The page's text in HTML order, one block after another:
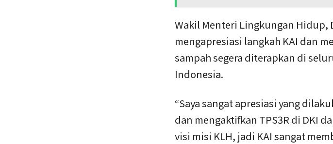
Wakil Menteri Lingkungan Hidup,
mengapresiasi langkah KAI dan
sampah segera diterapkan di
Indonesia.
“Saya sangat apresiasi yang
dan mengaktifkan TPS3R di DKI
visi misi KLH, jadi KAI sangat